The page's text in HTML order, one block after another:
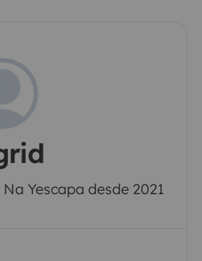
Yescapa desde 2021